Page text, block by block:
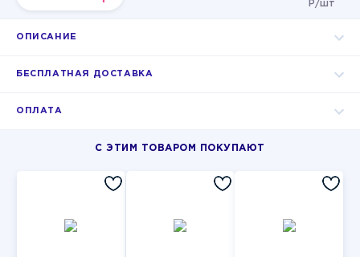
Р/шт
ОПИСАНИЕ
БЕСПЛАТНАЯ ДОСТАВКА
ОПЛАТА
С ЭТИМ ТОВАРОМ ПОКУПАЮТ